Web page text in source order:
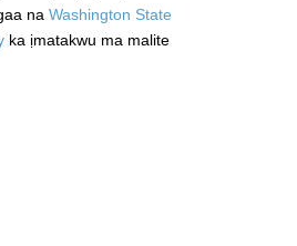
naWashington State
ka ịmatakwu ma malite